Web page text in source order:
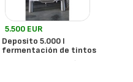
5.500 EUR
Deposito 5.000 l
fermentación de tintos
- España